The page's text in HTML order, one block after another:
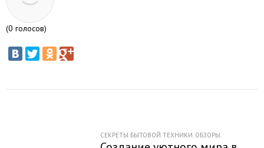
(0 голосов)
СЕКРЕТЫ БЫТОВОЙ ТЕХНИКИ. ОБЗОРЫ.